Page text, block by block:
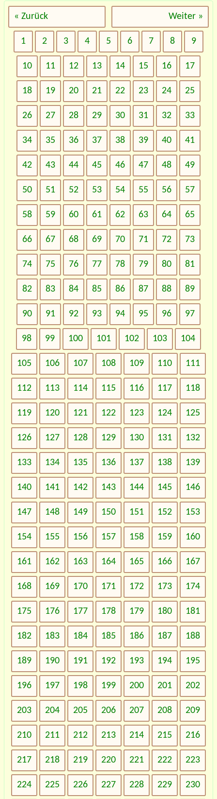
« Zurück Weiter »
1 2 3 4 5 6 7 8 9
10 11 12 13 14 15 16 17
18 19 20 21 22 23 24 25
26 27 28 29 30 31 32 33
34 35 36 37 38 39 40 41
42 43 44 45 46 47 48 49
50 51 52 53 54 55 56 57
58 59 60 61 62 63 64 65
66 67 68 69 70 71 72 73
74 75 76 77 78 79 80 81
82 83 84 85 86 87 88 89
90 91 92 93 94 95 96 97
98 99 100 101 102 103 104
105 106 107 108 109 110 111
112 113 114 115 116 117 118
119 120 121 122 123 124 125
126 127 128 129 130 131 132
133 134 135 136 137 138 139
140 141 142 143 144 145 146
147 148 149 150 151 152 153
154 155 156 157 158 159 160
161 162 163 164 165 166 167
168 169 170 171 172 173 174
175 176 177 178 179 180 181
182 183 184 185 186 187 188
189 190 191 192 193 194 195
196 197 198 199 200 201 202
203 204 205 206 207 208 209
210 211 212 213 214 215 216
217 218 219 220 221 222 223
224 225 226 227 228 229 230